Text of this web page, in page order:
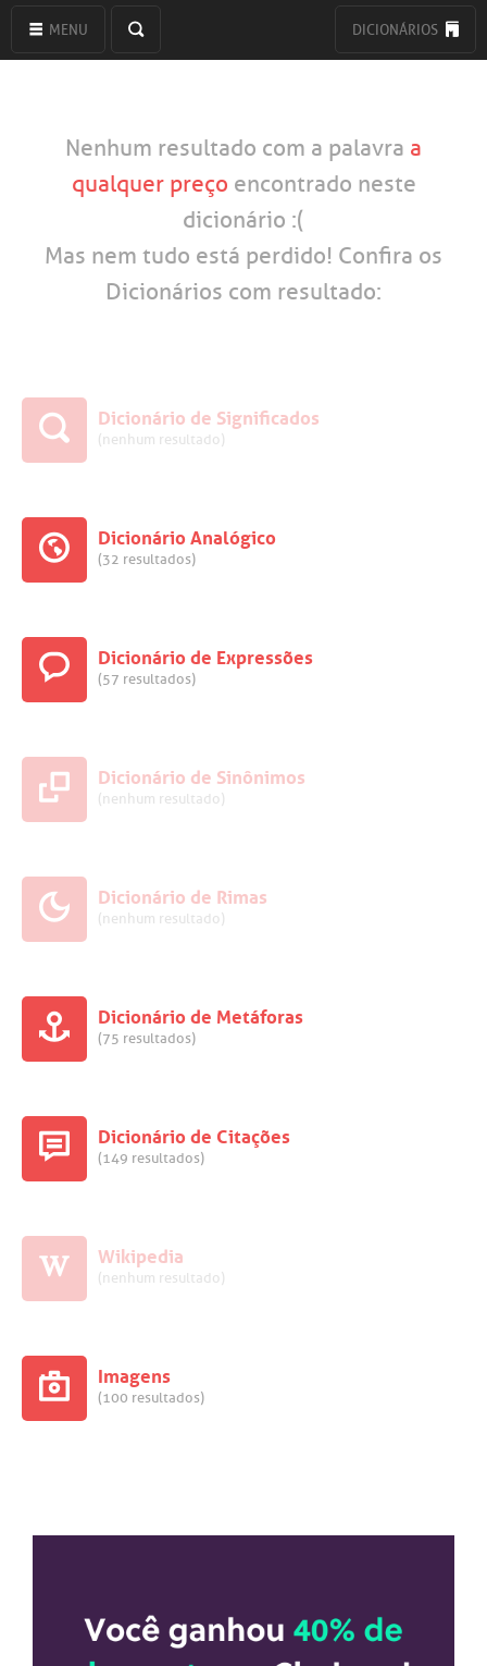
MENU DICIONÁRIOS
Nenhum resultado com a palavra a
qualquer preço encontrado neste
dicionário :(
Mas nem tudo está perdido! Confira os
Dicionários com resultado:
Dicionário de Significados
(nenhum resultado)
Dicionário Analógico
(32 resultados)
Dicionário de Expressões
(57 resultados)
Dicionário de Sinônimos
(nenhum resultado)
Dicionário de Rimas
(nenhum resultado)
Dicionário de Metáforas
(75 resultados)
Dicionário de Citações
(149 resultados)
Wikipedia
(nenhum resultado)
Imagens
(100 resultados)